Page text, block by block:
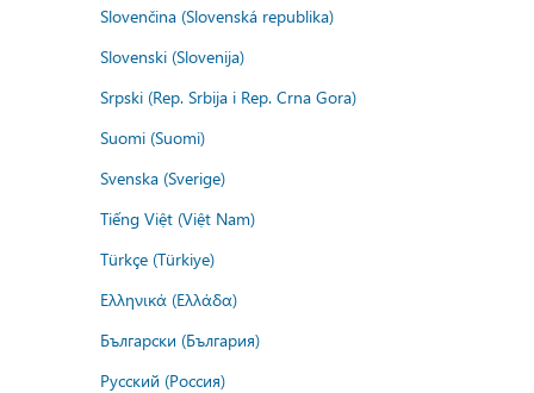
Slovenčina (Slovenská republika)
Slovenski (Slovenija)
Srpski (Rep. Srbija i Rep. Crna Gora)
Suomi (Suomi)
Svenska (Sverige)
Tiếng Việt (Việt Nam)
Türkçe (Türkiye)
Ελληνικά (Ελλάδα)
Български (България)
Русский (Россия)